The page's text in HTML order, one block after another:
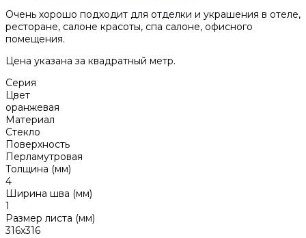
Очень хорошо подходит для отделки и украшения в отеле,
ресторане, салоне красоты, спа салоне, офисного
помещения.
Цена указана за квадратный метр.
Серия
Цвет
оранжевая
Материал
Стекло
Поверхность
Перламутровая
Толщина (мм)
4
Ширина шва (мм)
1
Размер листа (мм)
316x316